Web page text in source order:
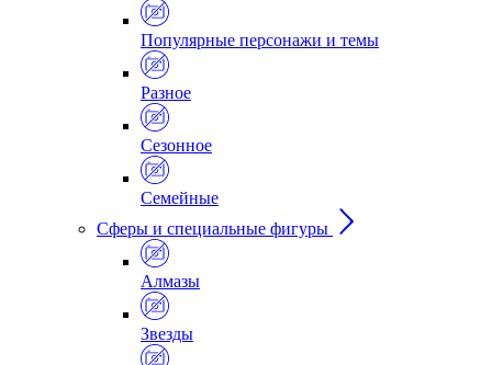
Популярные персонажи и темы
Разное
Сезонное
Семейные
Сферы и специальные фигуры
Алмазы
Звезды